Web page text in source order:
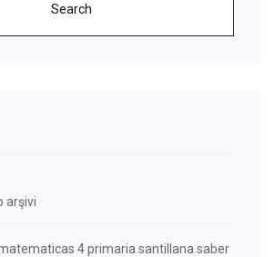
Search
arşivi
4 primaria santillana saber